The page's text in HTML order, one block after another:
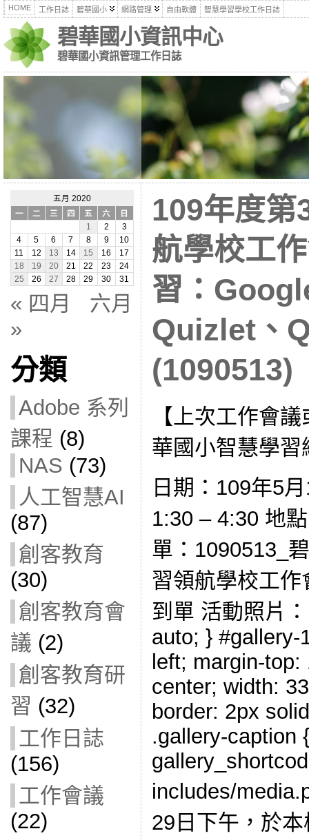
HOME 工作日誌 碧華國小 網路管理 自由軟體 智慧學習學校工作日誌
碧華國小資訊中心
碧華國小資訊管理工作日誌
五月 2020
一
二 三 四 五 六
日
1
2
3
4
5 6 7 8 9
10
11
12 13 14 15 16
17
18
19 20 21 22 23
24
25
26 27 28 29 30 31
« 四月
六月
»
分類
Adobe 系列
課程 (8)
NAS (73)
人工智慧AI
(87)
創客教育
(30)
創客教育會
議 (2)
創客教育研
習 (32)
工作日誌
(156)
工作會議
(22)
109年度第
航學校工
習：
Quizlet、
(1090513)
【上次工作會
華國小智慧學習
日期：109年5
1:30 – 4:30 地
單：1090513_
習領航學校工
到單 活動照片
auto; } #gallery-
left; margin-
center; width:
border: 2px
.gallery-caption
includes/
29日下午，於